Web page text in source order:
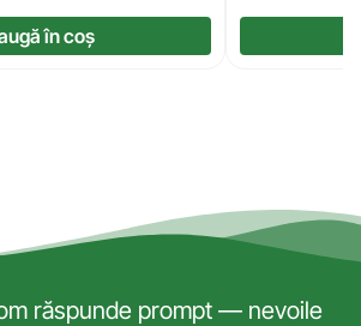
în coș
răspunde prompt — nevoile